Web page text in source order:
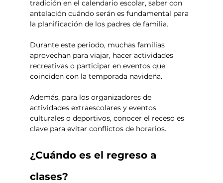
tradición en el calendario escolar, saber con
antelación cuándo serán es fundamental para
la planificación de los padres de familia.
Durante este periodo, muchas familias
aprovechan para viajar, hacer actividades
recreativas o participar en eventos que
coinciden con la temporada navideña.
Además, para los organizadores de
actividades extraescolares y eventos
culturales o deportivos, conocer el receso es
clave para evitar conflictos de horarios.
¿Cuándo es el regreso a
clases?